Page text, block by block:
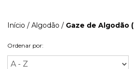
Início / Algodão / Gaze de Algodão
Ordenar por: